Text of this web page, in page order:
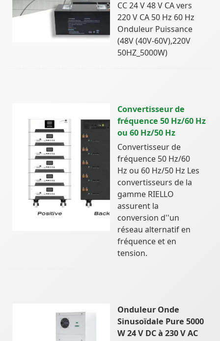
CC 24 V 48 V CA vers
220 V CA 50 Hz 60 Hz
Onduleur Puissance
(48V (40V-60V),220V
50HZ_5000W)
Convertisseur de
fréquence 50 Hz/60 Hz
ou 60 Hz/50 Hz
Convertisseur de
fréquence 50 Hz/60
Hz ou 60 Hz/50 Hz Les
convertisseurs de la
gamme RIELLO
assurent la
conversion d''un
réseau alternatif en
fréquence et en
tension.
Onduleur Onde
Sinusoïdale Pure 5000
W 24 V DC à 230 V AC